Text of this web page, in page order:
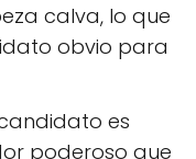
calva, lo que
obvio para
es
poderoso que